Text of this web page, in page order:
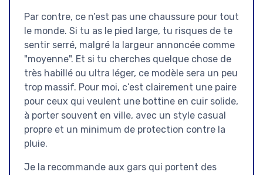
Par contre, ce n’est pas une chaussure pour tout
le monde. Si tu as le pied large, tu risques de te
sentir serré, malgré la largeur annoncée comme
"moyenne". Et si tu cherches quelque chose de
très habillé ou ultra léger, ce modèle sera un peu
trop massif. Pour moi, c’est clairement une paire
pour ceux qui veulent une bottine en cuir solide,
à porter souvent en ville, avec un style casual
propre et un minimum de protection contre la
pluie.
Je la recommande aux gars qui portent des